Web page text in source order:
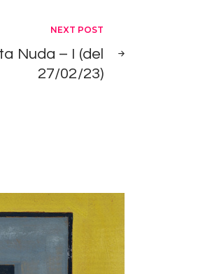
o
diminuire
il
volume.
NEXT POST
Nuda – I (del
27/02/23)